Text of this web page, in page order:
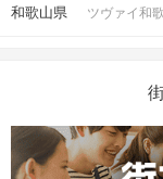
和歌山県 ツヴァイ和